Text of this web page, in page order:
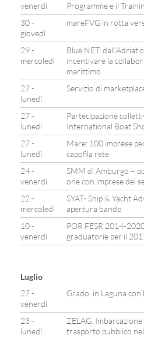
venerdì
Programme e il
30 -
giovedì
mareFVG in rotta
29 -
mercoledì
Blue NET:
incentivare la
marittimo
27 -
lunedì
Servizio di
27 -
lunedì
Partecipazione
International Boat
27 -
lunedì
Mare: 100 imprese
capofila rete
24 -
venerdì
SMM di Amburgo –
one con imprese del
22 -
mercoledì
SYAT- Ship & Yacht
apertura bando
10 -
venerdì
POR FESR 2014-
graduatorie per il
Luglio
27 -
venerdì
Grado, in Laguna con
23 -
lunedì
ZELAG.
trasporto pubblico